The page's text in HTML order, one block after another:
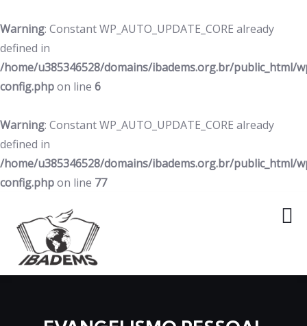
Warning: Constant WP_AUTO_UPDATE_CORE already
defined in
/home/u385346528/domains/ibadems.org.br/public_html/
config.phpon line 6
Warning: Constant WP_AUTO_UPDATE_CORE already
defined in
/home/u385346528/domains/ibadems.org.br/public_html/
config.phpon line 77